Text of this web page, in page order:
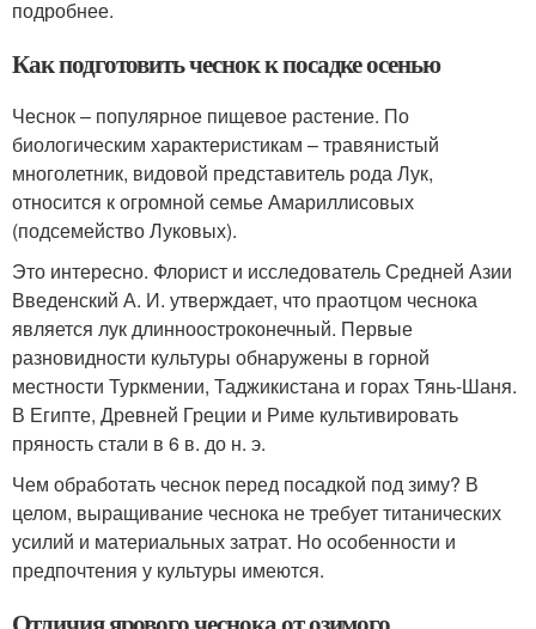
подробнее.
Как подготовить чеснок к посадке осенью
Чеснок – популярное пищевое растение. По
биологическим характеристикам – травянистый
многолетник, видовой представитель рода Лук,
относится к огромной семье Амариллисовых
(подсемейство Луковых).
Это интересно. Флорист и исследователь Средней Азии
Введенский А. И. утверждает, что праотцом чеснока
является лук длинноостроконечный. Первые
разновидности культуры обнаружены в горной
местности Туркмении, Таджикистана и горах Тянь-Шаня.
В Египте, Древней Греции и Риме культивировать
пряность стали в 6 в. до н. э.
Чем обработать чеснок перед посадкой под зиму? В
целом, выращивание чеснока не требует титанических
усилий и материальных затрат. Но особенности и
предпочтения у культуры имеются.